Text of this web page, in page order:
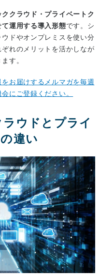
ククラウド・プライベートク
運用する導入形態です。シ
ドやオンプレミスを使い分
れのメリットを活かしなが
す。
お届けするメルマガを毎週
にご登録ください。
ウドとプライ
違い